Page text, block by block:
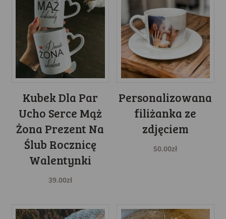
Kubek Dla Par
Ucho Serce Mąż
Żona Prezent Na
Ślub Rocznicę
Walentynki
39.00zł
Personalizowana
filiżanka ze
zdjęciem
50.00zł